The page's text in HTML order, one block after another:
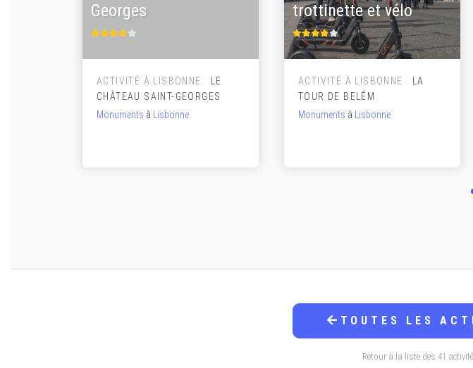
Georges
ACTIVITÉ À LISBONNE :
LE
CHÂTEAU SAINT-GEORGES
Monuments à Lisbonne
trottinette et vélo
ACTIVITÉ À LISBONNE :
LA
TOUR DE BELÉM
Monuments à Lisbonne
TOUTES LES
Retour à la liste des 41